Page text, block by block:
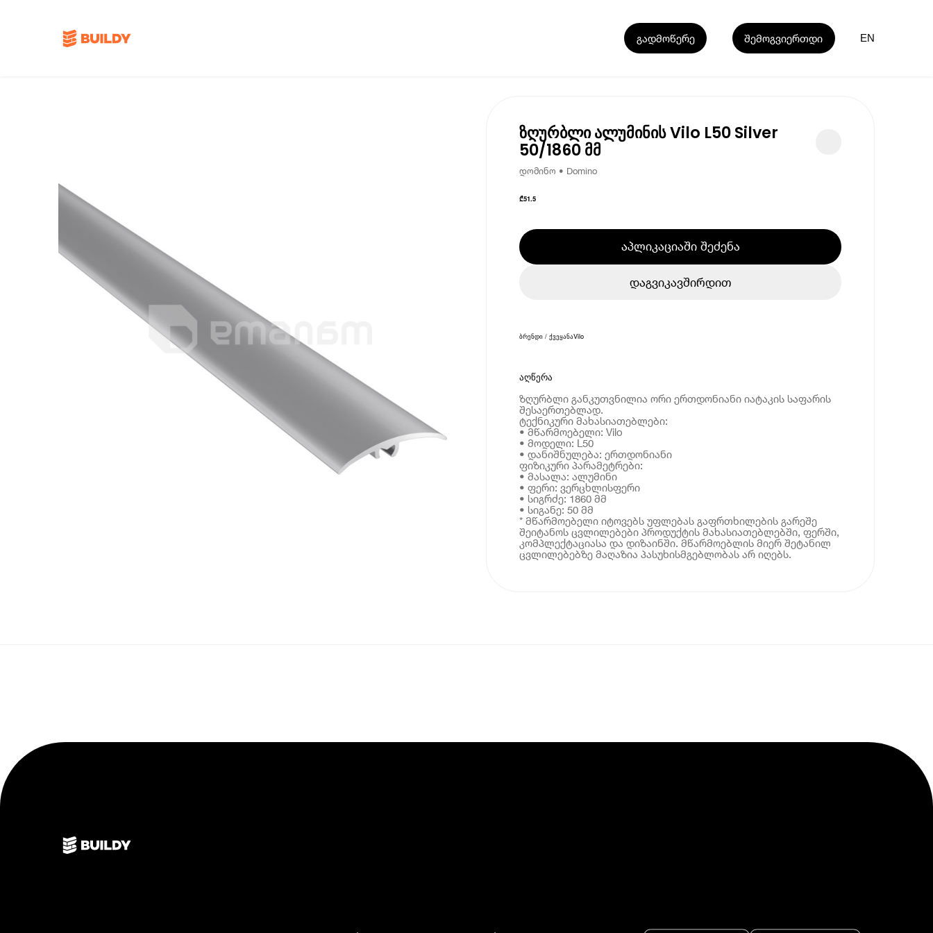
გადმოწერე შემოგვიერთდი EN
ზღურბლი ალუმინის Vilo L50 Silver
50/1860 მმ
დომინო • Domino
₾51.5
აპლიკაციაში შეძენა
დაგვიკავშირდით
ბრენდი / ქვეყანაVilo
აღწერა
ზღურბლი განკუთვნილია ორი ერთდონიანი იატაკის საფარის
შესაერთებლად.
ტექნიკური მახასიათებლები:
• მწარმოებელი: Vilo
• მოდელი: L50
• დანიშნულება: ერთდონიანი
ფიზიკური პარამეტრები:
• მასალა: ალუმინი
• ფერი: ვერცხლისფერი
• სიგრძე: 1860 მმ
• სიგანე: 50 მმ
* მწარმოებელი იტოვებს უფლებას გაფრთხილების გარეშე
შეიტანოს ცვლილებები პროდუქტის მახასიათებლებში, ფერში,
კომპლექტაციასა და დიზაინში. მწარმოებლის მიერ შეტანილ
ცვლილებებზე მაღაზია პასუხისმგებლობას არ იღებს.